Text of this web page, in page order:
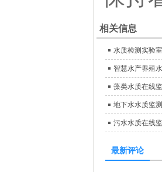
相关信息
水质检测实验
智慧水产养殖
藻类水质在线
地下水水质监
污水水质在线
最新评论